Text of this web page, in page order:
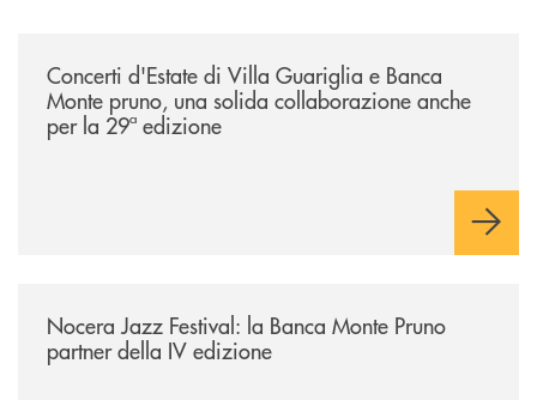
Concerti d'Estate di Villa Guariglia e Banca
Monte pruno, una solida collaborazione anche
per la 29ª edizione
Nocera Jazz Festival: la Banca Monte Pruno
partner della IV edizione